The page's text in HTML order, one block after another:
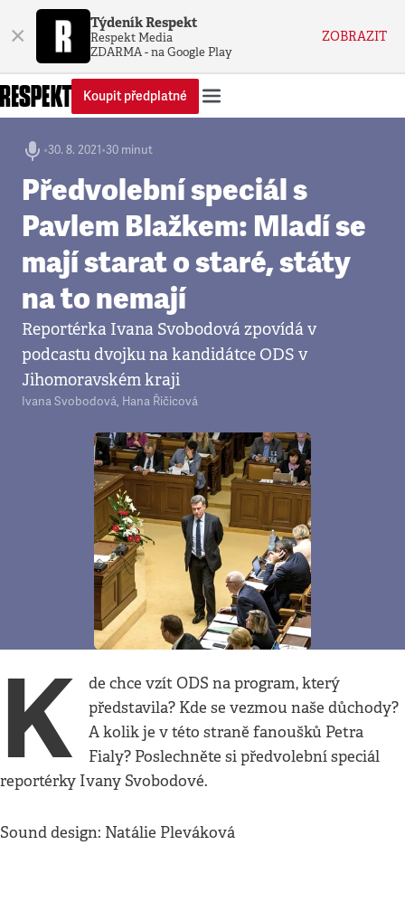
× Týdeník Respekt
Respekt Media
ZDARMA - na Google Play
ZOBRAZIT
Koupit předplatné
•30. 8. 2021•30 minut
Předvolební speciál s
Pavlem Blažkem: Mladí se
mají starat o staré, státy
na to nemají
Reportérka Ivana Svobodová zpovídá v
podcastu dvojku na kandidátce ODS v
Jihomoravském kraji
Ivana Svobodová, Hana Řičicová
K
de chce vzít ODS na program, který
představila? Kde se vezmou naše důchody?
A kolik je v této straně fanoušků Petra
Fialy? Poslechněte si předvolební speciál
reportérky Ivany Svobodové.
Sound design: Natálie Pleváková